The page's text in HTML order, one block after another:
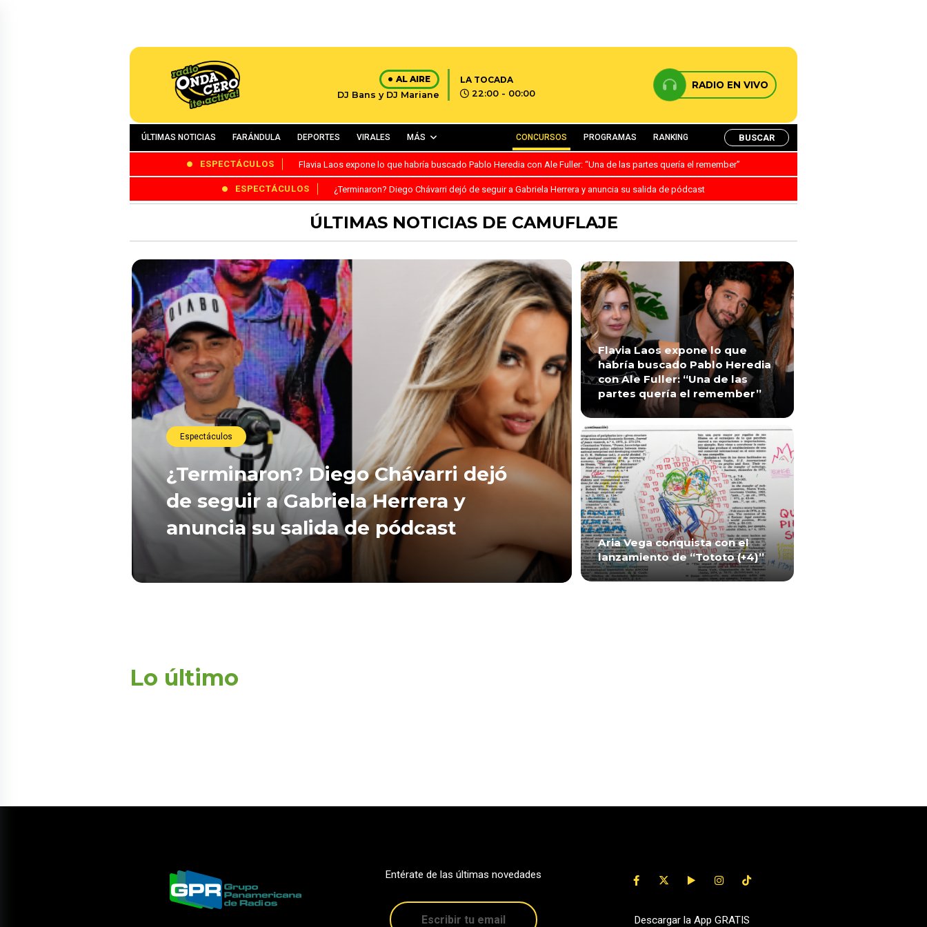
AL AIRE
DJ Bans y DJ Mariane
LA TOCADA
22:00 - 00:00
RADIO EN VIVO
ÚLTIMAS NOTICIAS FARÁNDULA DEPORTES VIRALES MÁS CONCURSOS PROGRAMAS RANKING BUSCAR
ESPECTÁCULOS Flavia Laos expone lo que habría buscado Pablo Heredia con Ale Fuller: “Una de las partes quería el remember”
ESPECTÁCULOS ¿Terminaron? Diego Chávarri dejó de seguir a Gabriela Herrera y anuncia su salida de pódcast
ÚLTIMAS NOTICIAS DE CAMUFLAJE
Espectáculos
¿Terminaron? Diego Chávarri dejó
de seguir a Gabriela Herrera y
anuncia su salida de pódcast
Flavia Laos expone lo que
habría buscado Pablo Heredia
con Ale Fuller: “Una de las
partes quería el remember”
Aria Vega conquista con el
lanzamiento de “Tototo (+4)”
Lo último
Entérate de las últimas novedades
Descargar la App GRATIS